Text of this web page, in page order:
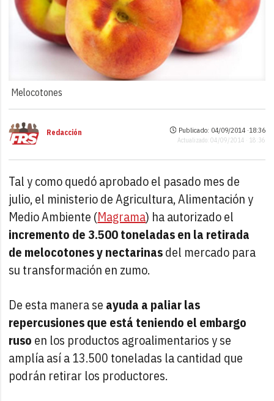
Melocotones
Redacción Publicado: 04/09/2014 ·18:36
Actualizado: 04/09/2014 · 18:36
Tal y como quedó aprobado el pasado mes de
julio, el ministerio de Agricultura, Alimentación y
Medio Ambiente (Magrama) ha autorizado el
incremento de 3.500 toneladas en la retirada
de melocotones y nectarinasdel mercado para
su transformación en zumo.
De esta manera se ayuda a paliar las
repercusiones que está teniendo el embargo
ruso en los productos agroalimentarios y se
amplía así a 13.500 toneladas la cantidad que
podrán retirar los productores.